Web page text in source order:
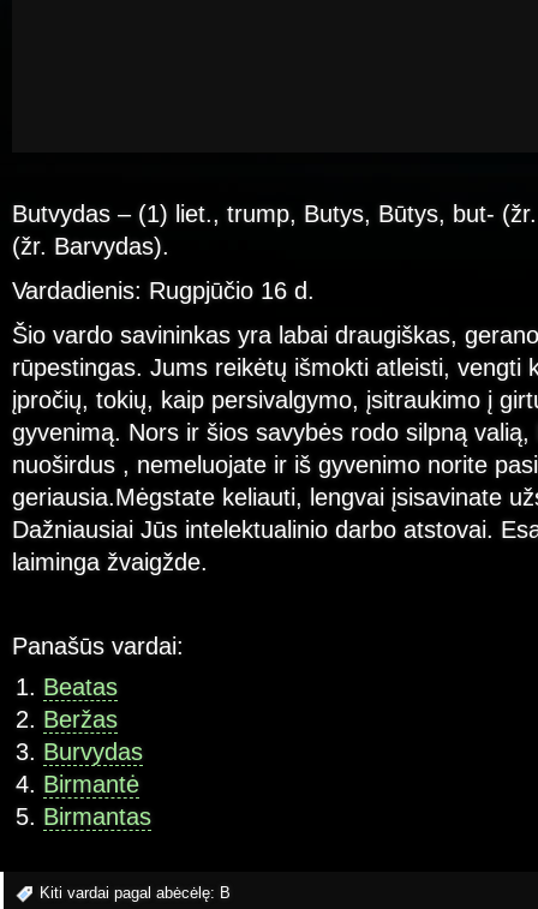
Butvydas – (1) liet., trump, Butys, Būtys, but-
(žr. Barvydas).
Vardadienis: Rugpjūčio 16 d.
Šio vardo savininkas yra labai draugiškas,
rūpestingas. Jums reikėtų išmokti atleisti, vengti
įpročių, tokių, kaip persivalgymo, įsitraukimo į
gyvenimą. Nors ir šios savybės rodo silpną
nuoširdus , nemeluojate ir iš gyvenimo norite
geriausia.Mėgstate keliauti, lengvai įsisavinate
Dažniausiai Jūs intelektualinio darbo atstovai.
laiminga žvaigžde.
Panašūs vardai:
Beatas
Beržas
Burvydas
Birmantė
Birmantas
Kiti vardai pagal abėcėlę: B